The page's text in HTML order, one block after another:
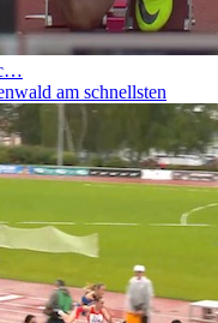
am schnellsten